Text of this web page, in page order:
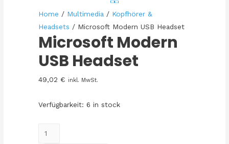
Home / Multimedia / Kopfhörer &
Headsets / Microsoft Modern USB Headset
Microsoft Modern
USB Headset
49,02€ inkl. MwSt.
Verfügbarkeit: 6 in stock